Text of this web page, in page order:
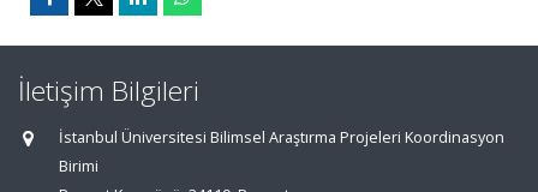
İletişim Bilgileri
İstanbul Üniversitesi Bilimsel Araştırma Projeleri Koordinasyon
Birimi